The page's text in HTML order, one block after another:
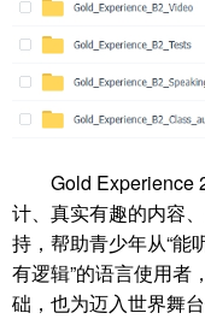
Gold Experience
计、真实有趣的内容
持，帮助青少年从“能
有逻辑”的语言使用者
础，也为迈入世界舞台